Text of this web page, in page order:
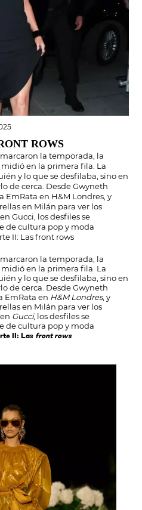
ROWS
la temporada, la
midió en la primera fila. La
y lo que se desfilaba, sino en
de cerca. Desde Gwyneth
EmRata en H&M Londres, y
en Milán para ver los
Gucci, los desfiles se
de cultura pop y moda
II: Las front rows
la temporada, la
midió en la primera fila. La
y lo que se desfilaba, sino en
de cerca. Desde Gwyneth
EmRata en H&M Londres, y
en Milán para ver los
Gucci, los desfiles se
de cultura pop y moda
II: Las front rows